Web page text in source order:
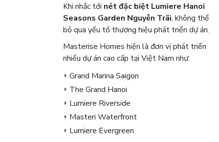
Khi nhắc tới nét đặc biệt Lumiere Hanoi
Seasons Garden Nguyễn Trãi, không thể
bỏ qua yếu tố thương hiệu phát triển dự án.
Masterise Homes hiện là đơn vị phát triển
nhiều dự án cao cấp tại Việt Nam như:
Grand Marina Saigon
The Grand Hanoi
Lumiere Riverside
Masteri Waterfront
Lumiere Evergreen